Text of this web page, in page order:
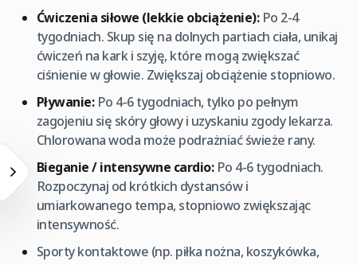
Ćwiczenia siłowe (lekkie obciążenie):Po 2-4
tygodniach. Skup się na dolnych partiach ciała, unikaj
ćwiczeń na kark i szyję, które mogą zwiększać
ciśnienie w głowie. Zwiększaj obciążenie stopniowo.
Pływanie:Po 4-6 tygodniach, tylko po pełnym
zagojeniu się skóry głowy i uzyskaniu zgody lekarza.
Chlorowana woda może podrażniać świeże rany.
Bieganie / intensywne cardio:Po 4-6 tygodniach.
Rozpoczynaj od krótkich dystansów i
umiarkowanego tempa, stopniowo zwiększając
intensywność.
Sporty kontaktowe (np. piłka nożna, koszykówka,